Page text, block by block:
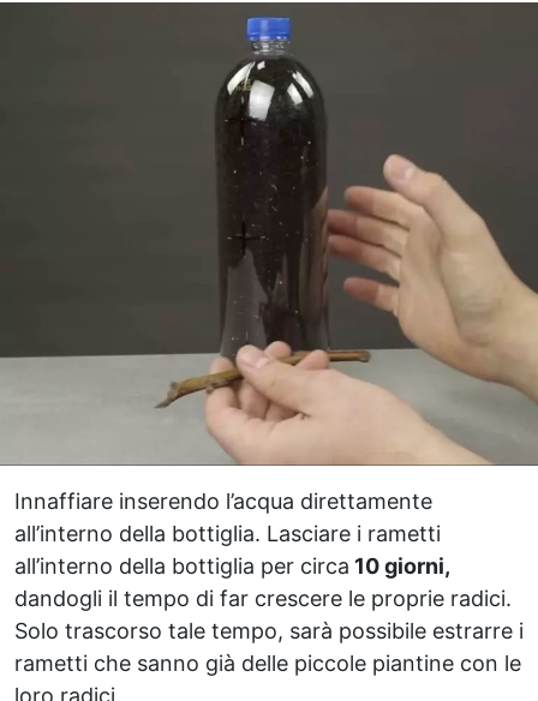
Innaffiare inserendo l’acqua direttamente
all’interno della bottiglia. Lasciare i rametti
all’interno della bottiglia per circa 10 giorni,
dandogli il tempo di far crescere le proprie radici.
Solo trascorso tale tempo, sarà possibile estrarre i
rametti che sanno già delle piccole piantine con le